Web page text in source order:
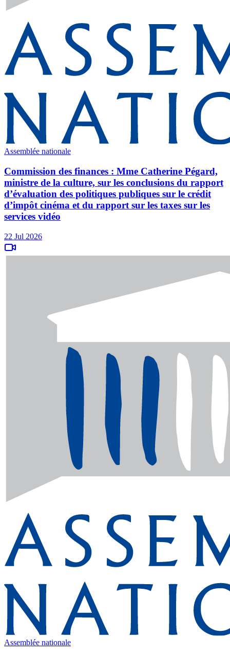
Assemblée nationale
Commission des finances : Mme Catherine Pégard,
ministre de la culture, sur les conclusions du rapport
d’évaluation des politiques publiques sur le crédit
d’impôt cinéma et du rapport sur les taxes sur les
services vidéo
22 Jul 2026
Assemblée nationale